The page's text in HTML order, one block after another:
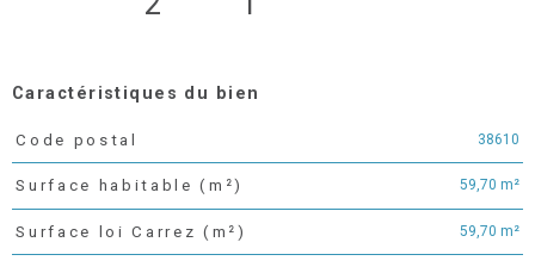
Caractéristiques du bien
Caractéristiques
Code postal 38610
Surface habitable (m²) 59,70 m²
Surface loi Carrez (m²) 59,70 m²